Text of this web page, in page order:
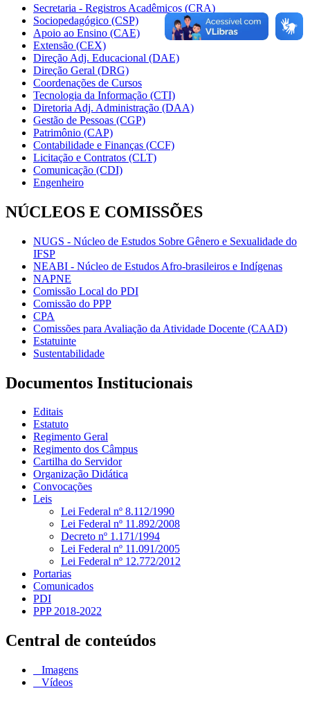
Secretaria - Registros Acadêmicos (CRA)
Sociopedagógico (CSP)
Apoio ao Ensino (CAE)
Extensão (CEX)
Direção Adj. Educacional (DAE)
Direção Geral (DRG)
Coordenações de Cursos
Tecnologia da Informação (CTI)
Diretoria Adj. Administração (DAA)
Gestão de Pessoas (CGP)
Patrimônio (CAP)
Contabilidade e Finanças (CCF)
Licitação e Contratos (CLT)
Comunicação (CDI)
Engenheiro
NÚCLEOS E COMISSÕES
NUGS - Núcleo de Estudos Sobre Gênero e Sexualidade do
IFSP
NEABI - Núcleo de Estudos Afro-brasileiros e Indígenas
NAPNE
Comissão Local do PDI
Comissão do PPP
CPA
Comissões para Avaliação da Atividade Docente (CAAD)
Estatuinte
Sustentabilidade
Documentos Institucionais
Editais
Estatuto
Regimento Geral
Regimento dos Câmpus
Cartilha do Servidor
Organização Didática
Convocações
Leis
Lei Federal nº 8.112/1990
Lei Federal nº 11.892/2008
Decreto nº 1.171/1994
Lei Federal nº 11.091/2005
Lei Federal nº 12.772/2012
Portarias
Comunicados
PDI
PPP 2018-2022
Central de conteúdos
Imagens
Vídeos